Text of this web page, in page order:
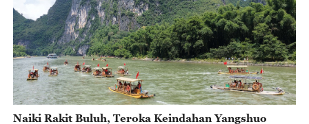
Naiki Rakit Buluh, Teroka Keindahan Yangshuo